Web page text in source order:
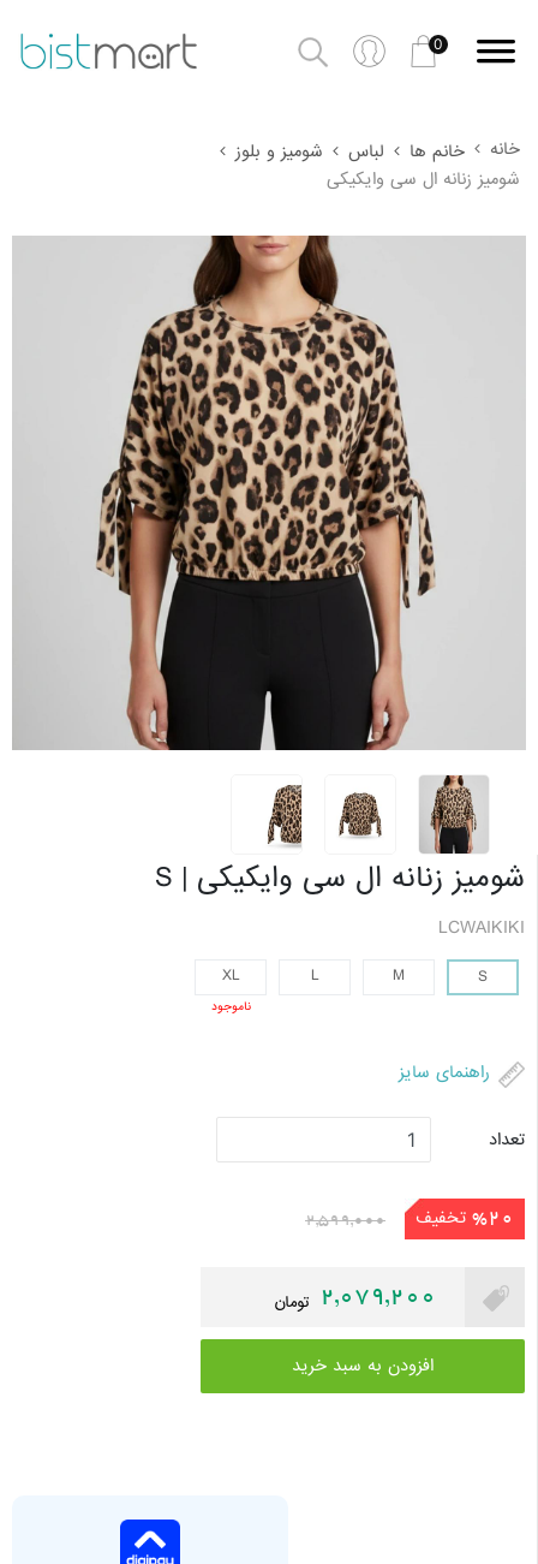
0
خانه خانم ها لباس
شومیز و بلوز
شومیز زنانه ال سی وایکیکی
شومیز زنانه ال سی وایکیکی | S
LCWAIKIKI
S
M
L
XL
ناموجود
راهنمای سایز
تعداد
%20 تخفیف 2,599,000
2,079,200 تومان
افزودن به سبد خرید